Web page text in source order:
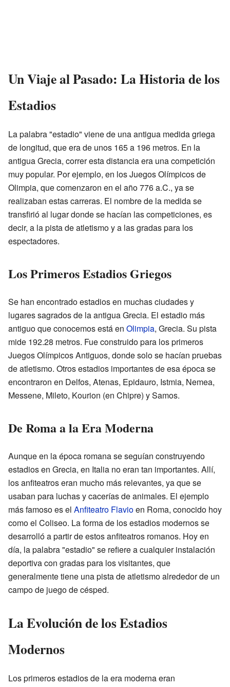
Un Viaje al Pasado: La Historia de los
Estadios
La palabra "estadio" viene de una antigua medida griega
de longitud, que era de unos 165 a 196 metros. En la
antigua Grecia, correr esta distancia era una competición
muy popular. Por ejemplo, en los Juegos Olímpicos de
Olimpia, que comenzaron en el año 776 a.C., ya se
realizaban estas carreras. El nombre de la medida se
transfirió al lugar donde se hacían las competiciones, es
decir, a la pista de atletismo y a las gradas para los
espectadores.
Los Primeros Estadios Griegos
Se han encontrado estadios en muchas ciudades y
lugares sagrados de la antigua Grecia. El estadio más
antiguo que conocemos está en Olimpia, Grecia. Su pista
mide 192.28 metros. Fue construido para los primeros
Juegos Olímpicos Antiguos, donde solo se hacían pruebas
de atletismo. Otros estadios importantes de esa época se
encontraron en Delfos, Atenas, Epidauro, Istmia, Nemea,
Messene, Mileto, Kourion (en Chipre) y Samos.
De Roma a la Era Moderna
Aunque en la época romana se seguían construyendo
estadios en Grecia, en Italia no eran tan importantes. Allí,
los anfiteatros eran mucho más relevantes, ya que se
usaban para luchas y cacerías de animales. El ejemplo
más famoso es el Anfiteatro Flavioen Roma, conocido hoy
como el Coliseo. La forma de los estadios modernos se
desarrolló a partir de estos anfiteatros romanos. Hoy en
día, la palabra "estadio" se refiere a cualquier instalación
deportiva con gradas para los visitantes, que
generalmente tiene una pista de atletismo alrededor de un
campo de juego de césped.
La Evolución de los Estadios
Modernos
Los primeros estadios de la era moderna eran